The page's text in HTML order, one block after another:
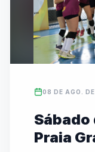
08 DE AGO.
Sábado
Praia